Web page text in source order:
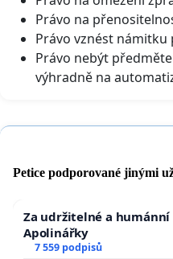
Právo na
Právo vznést
Právo nebýt
výhradně na
Petice podporované jinými
Za udržitelné a
Apolinářky
7 559 podpisů